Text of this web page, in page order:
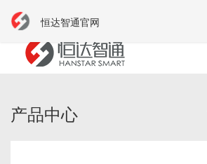
产品中心
恒达智通官网